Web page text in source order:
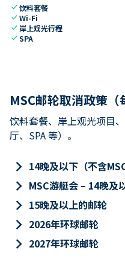
check饮料套餐
checkWi-Fi
check 岸上观光行程
checkSPA
MSC邮轮取消政策（
饮料套餐、岸上观光项目
厅、SPA 等）。
keyboard_arrow_right 14晚及以下（不含
keyboard_arrow_right MSC游艇会 – 14晚及
keyboard_arrow_right 15晚及以上的邮轮
keyboard_arrow_right 2026年环球邮轮
keyboard_arrow_right 2027年环球邮轮